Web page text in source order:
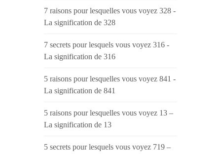
7 raisons pour lesquelles vous voyez 328 -
La signification de 328
7 secrets pour lesquels vous voyez 316 -
La signification de 316
5 raisons pour lesquelles vous voyez 841 -
La signification de 841
5 raisons pour lesquelles vous voyez 13 –
La signification de 13
5 secrets pour lesquels vous voyez 719 –